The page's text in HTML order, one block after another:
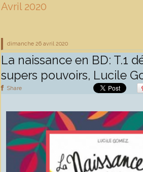
Avril 2020
dimanche 26 avril 2020
La naissance en BD: T.1
supers pouvoirs, Lucile
Share